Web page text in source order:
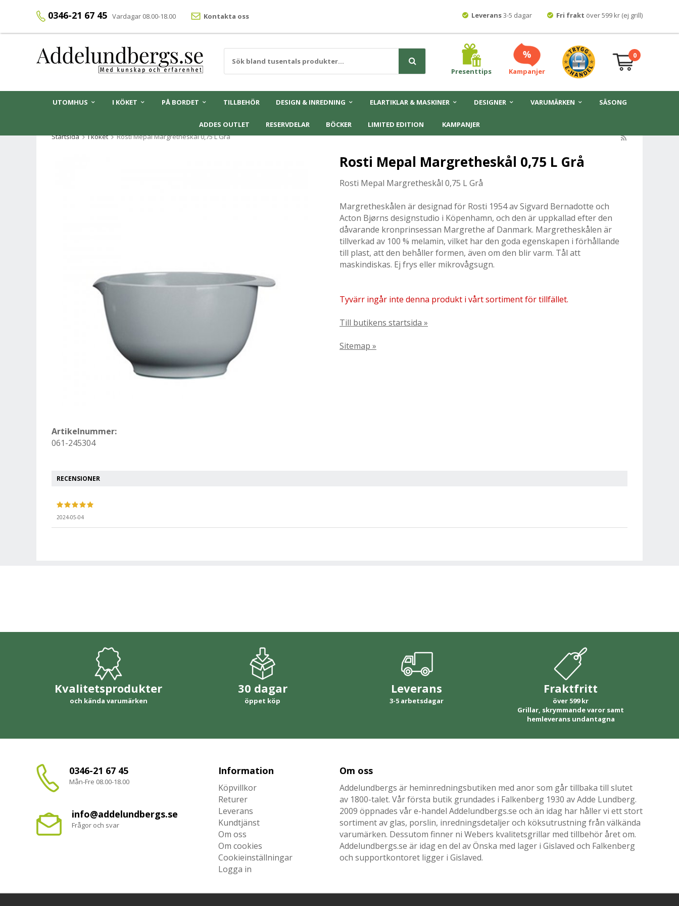
0346-21 67 45 Vardagar 08.00-18.00 Kontakta oss Leverans3-5 dagar Fri frakt över 599 kr (ej grill)
Presenttips Kampanjer
0
UTOMHUS I KÖKET PÅ BORDET TILLBEHÖR DESIGN & INREDNING ELARTIKLAR & MASKINER DESIGNER VARUMÄRKEN SÄSONG
ADDES OUTLET RESERVDELAR BÖCKER LIMITED EDITION
KAMPANJER
Startsida
I köket Rosti Mepal Margretheskål 0,75 L Grå
Rosti Mepal Margretheskål 0,75 L Grå
Rosti Mepal Margretheskål 0,75 L Grå
Margretheskålen är designad för Rosti 1954 av Sigvard Bernadotte och
Acton Bjørns designstudio i Köpenhamn, och den är uppkallad efter den
dåvarande kronprinsessan Margrethe af Danmark. Margretheskålen är
tillverkad av 100 % melamin, vilket har den goda egenskapen i förhållande
till plast, att den behåller formen, även om den blir varm. Tål att
maskindiskas. Ej frys eller mikrovågsugn.
Tyvärr ingår inte denna produkt i vårt sortiment för tillfället.
Till butikens startsida »
Sitemap »
Artikelnummer:
061-245304
RECENSIONER
2024-05-04
Kvalitetsprodukter
och kända varumärken
30 dagar
öppet köp
Leverans
3-5 arbetsdagar
Fraktfritt
över 599 kr
Grillar, skrymmande varor samt
hemleverans undantagna
0346-21 67 45
Mån-Fre 08.00-18.00
info@addelundbergs.se
Frågor och svar
Information
Köpvillkor
Returer
Leverans
Kundtjänst
Om oss
Om cookies
Cookieinställningar
Logga in
Om oss
Addelundbergs är heminredningsbutiken med anor som går tillbaka till slutet
av 1800-talet. Vår första butik grundades i Falkenberg 1930 av Adde Lundberg.
2009 öppnades vår e-handel Addelundbergs.se och än idag har håller vi ett stort
sortiment av glas, porslin, inredningsdetaljer och köksutrustning från välkända
varumärken. Dessutom finner ni Webers kvalitetsgrillar med tillbehör året om.
Addelundbergs.se är idag en del av Önska med lager i Gislaved och Falkenberg
och supportkontoret ligger i Gislaved.